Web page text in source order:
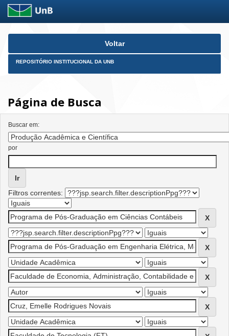
Skip
Voltar
REPOSITÓRIO INSTITUCIONAL DA UNB
Página de Busca
Buscar em:
por
Filtros correntes: